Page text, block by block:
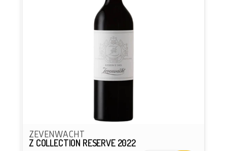
ZEVENWACHT
Z COLLECTION RESERVE 2022